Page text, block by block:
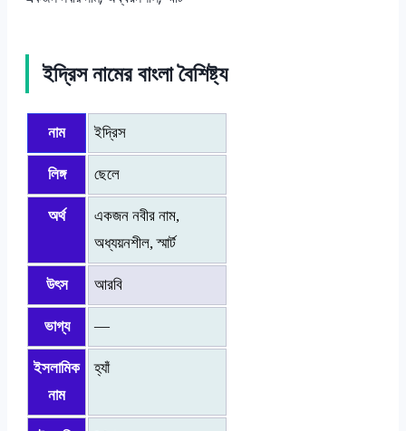
ইদ্রিস নামের বাংলা বৈশিষ্ট্য
নাম ইদ্রিস
লিঙ্গ ছেলে
অর্থ
একজন নবীর নাম,
অধ্যয়নশীল, স্মার্ট
উৎস আরবি
ভাগ্য —
ইসলামিক
নাম
হ্যাঁ